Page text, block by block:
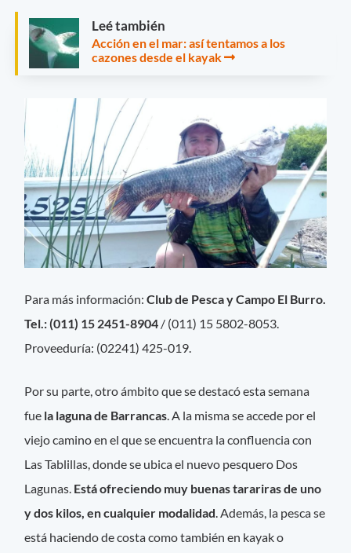
Leé también
Acción en el mar: así tentamos a los
cazones desde el kayak
Para más información:Club de Pesca y Campo El Burro.
Tel.: (011) 15 2451-8904 / (011) 15 5802-8053.
Proveeduría: (02241) 425-019.
Por su parte, otro ámbito que se destacó esta semana
fue la laguna de Barrancas. A la misma se accede por el
viejo camino en el que se encuentra la confluencia con
Las Tablillas, donde se ubica el nuevo pesquero Dos
Lagunas. Está ofreciendo muy buenas tarariras de uno
y dos kilos, en cualquier modalidad. Además, la pesca se
está haciendo de costa como también en kayak o